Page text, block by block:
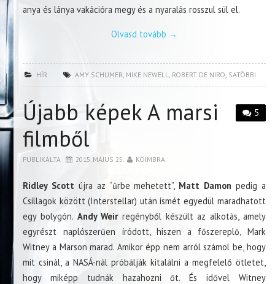
anya és lánya vakációra megy és a nyaralás rosszul sül el.
Olvasd tovább →
HÍR AMY SCHUMER MIKE NEWELL ROBERT DE NIRO SATÖBBI
5
Újabb képek A marsi
filmből
PUBLIKÁLTA 2015. MÁJUS 25. KOIMBRA
Ridley Scott újra az “űrbe mehetett”, Matt Damon pedig a
Csillagok között (Interstellar) után ismét egyedül maradhatott
egy bolygón. Andy Weirregényből készült az alkotás, amely
egyrészt naplószerűen íródott, hiszen a főszereplő, Mark
Witney a Marson marad. Amikor épp nem arról számol be, hogy
mit csinál, a NASÁ-nál próbálják kitalálni a megfelelő ötletet,
hogy miképp tudnák hazahozni őt. És idővel Witney